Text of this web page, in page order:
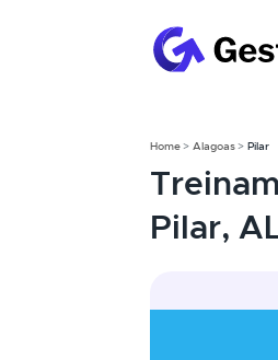
Home Alagoas Pilar
Pilar,